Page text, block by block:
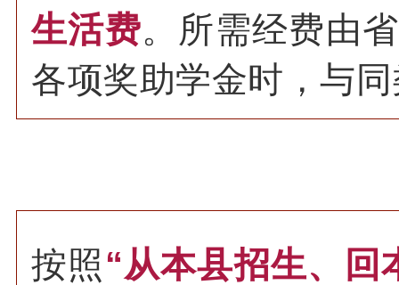
生活费。所需经费由
各项奖助学金时，与
按照 “从本县招生、回